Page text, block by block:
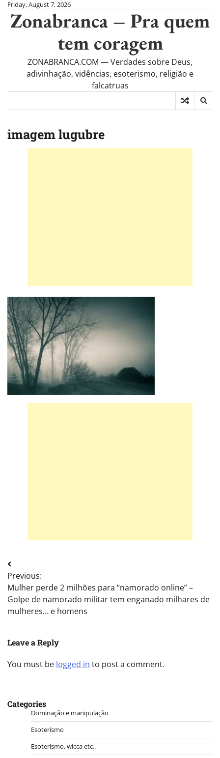
Skip
content
Friday, August 7, 2026
Zonabranca – Pra quem
tem coragem
ZONABRANCA.COM — Verdades sobre Deus,
adivinhação, vidências, esoterismo, religião e
falcatruas
imagem lugubre
Post
navigation
Previous:
Mulher perde 2 milhões para “namorado online” –
Golpe de namorado militar tem enganado milhares de
mulheres… e homens
Leave a Reply
You must be logged in to post a comment.
Categories
Dominação e manipulação
Esoterismo
Esoterismo, wicca etc..